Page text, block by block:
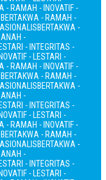
- RAMAH - INOVATIF -
BERTAKWA - RAMAH -
BERTAKWA -
-
- INTEGRITAS -
- LESTARI -
- RAMAH - INOVATIF -
BERTAKWA - RAMAH -
BERTAKWA -
-
- INTEGRITAS -
- LESTARI -
- RAMAH - INOVATIF -
BERTAKWA - RAMAH -
BERTAKWA -
-
- INTEGRITAS -
- LESTARI -